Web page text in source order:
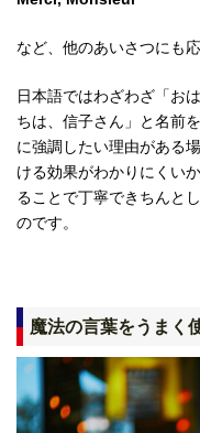
など、他のあいさつにも
日本語ではわざわざ「お
ちは、信子さん」と名前
に強調したい理由がある
ける効果がわかりにくい
ることで丁寧できちんと
のです。
魔法の言葉をうまく